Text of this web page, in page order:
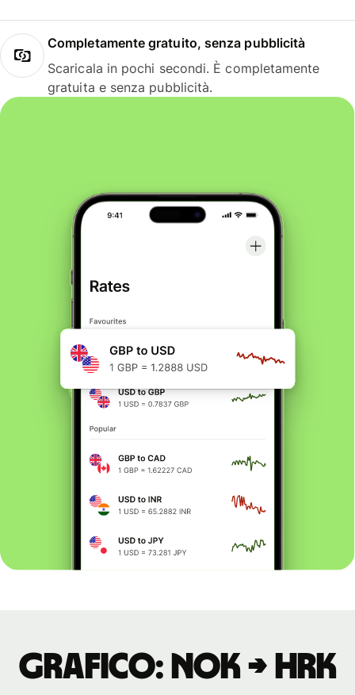
Completamente gratuito, senza pubblicità
Scaricala in pochi secondi. È completamente
gratuita e senza pubblicità.
Grafico: NOK → HRK